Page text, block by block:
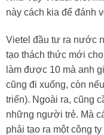
này cách kia để đánh
Vietel đầu tư ra nước
tạo thách thức mới
làm được 10 mà anh
cũng đi xuống, còn
triển). Ngoài ra, cũng
những người trẻ. Mà
phải tạo ra một công